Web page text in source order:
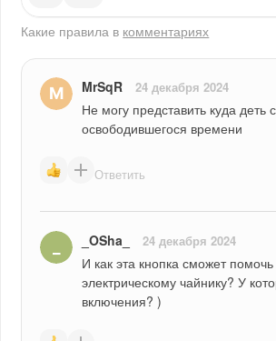
Какие правила в комментариях
MrSqR 24 декабря 2024
Не могу представить куда деть
освободившегося времени
Ответить
_OSha_ 24 декабря 2024
И как эта кнопка сможет
электрическому чайнику? У
включения? )